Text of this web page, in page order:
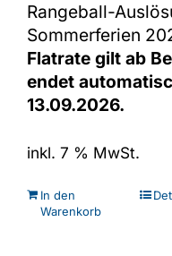
Rangeball-
Sommerferien
Flatrate gilt ab
endet
13.09.2026.
inkl. 7 % MwSt.
In den
Warenkorb